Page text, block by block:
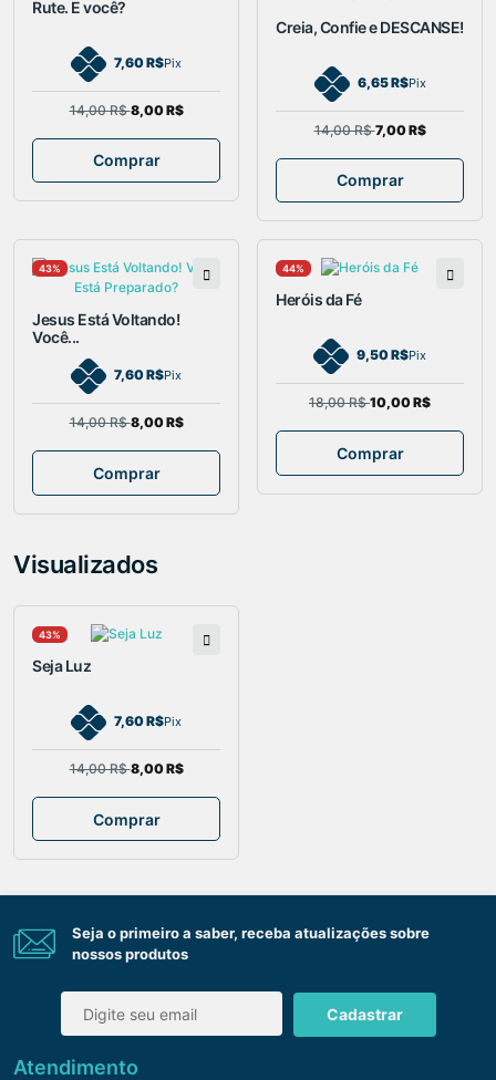
Rute. E você?
7,60 R$Pix
14,00 R$8,00 R$
Comprar
Creia, Confie e DESCANSE!
6,65 R$Pix
14,00 R$7,00 R$
Comprar
43%
Jesus Está Voltando!
Você...
7,60 R$Pix
14,00 R$8,00 R$
Comprar
44%
Heróis da Fé
9,50 R$Pix
18,00 R$10,00 R$
Comprar
Visualizados
43%
Seja Luz
7,60 R$Pix
14,00 R$8,00 R$
Comprar
Seja o primeiro a saber, receba atualizações sobre
nossos produtos
Cadastrar
Atendimento